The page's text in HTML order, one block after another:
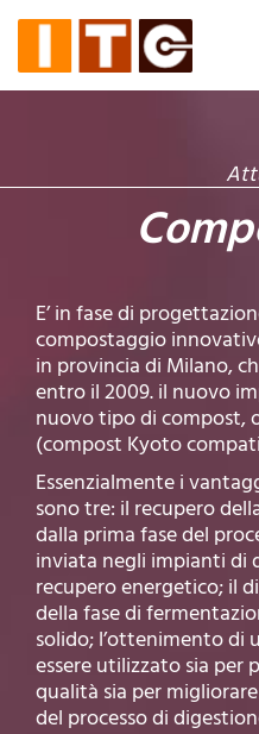
E’ in fase di
compostaggio
in provincia di Milano,
entro il 2009. il nuovo
nuovo tipo di compost,
(compost Kyoto
Essenzialmente i
sono tre: il recupero
dalla prima fase del
inviata negli impianti di
recupero energetico; il
della fase di
solido; l’ottenimento di
essere utilizzato sia per
qualità sia per
del processo di